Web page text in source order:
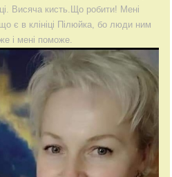
Висяча кисть.Що робити! Мені
є в клініці Пілюйка, бо люди ним
і мені поможе.